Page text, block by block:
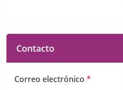
Contacto
Correo electrónico *